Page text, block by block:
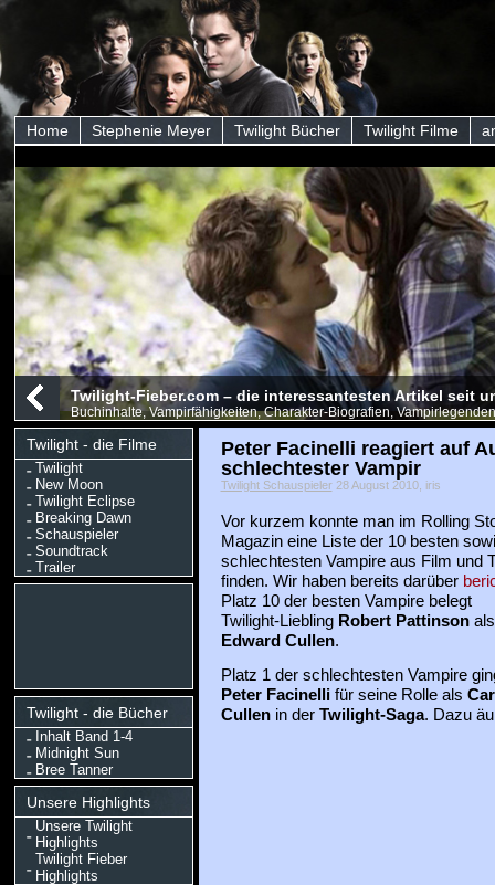
Home Stephenie Meyer Twilight Bücher Twilight Filme
Twilight-Fieber.com – die interessantesten Artikel seit
Buchinhalte, Vampirfähigkeiten, Charakter-Biografien,
Twilight - die Filme
Twilight
New Moon
Twilight Eclipse
Breaking Dawn
Schauspieler
Soundtrack
Trailer
Twilight - die Bücher
Inhalt Band 1-4
Midnight Sun
Bree Tanner
Unsere Highlights
Unsere Twilight
Highlights
Twilight Fieber
Highlights
Peter Facinelli reagiert auf
schlechtester Vampir
Twilight Schauspieler28 August 2010, iris
Vor kurzem konnte man im Rolling
Magazin eine Liste der 10 besten
schlechtesten Vampire aus Film und
finden. Wir haben bereits darüber
Platz 10 der besten Vampire belegt
Twilight-Liebling Robert Pattinsonals
Edward Cullen.
Platz 1 der schlechtesten Vampire
Peter Facinellifür seine Rolle als
Cullenin der Twilight-Saga. Dazu